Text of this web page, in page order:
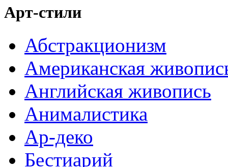
Арт-стили
Абстракционизм
Американская
Английская живопись
Анималистика
Ар-деко
Бестиарий